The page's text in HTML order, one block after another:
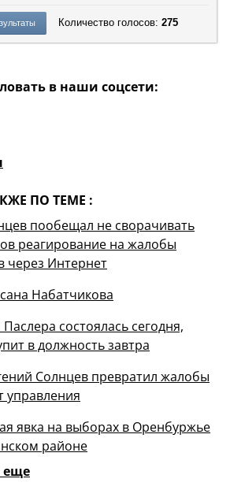
Количество голосов: 275
в наши соцсети:
ПО ТЕМЕ :
пообещал не сворачивать
реагирование на жалобы
через Интернет
Набатчикова
состоялась сегодня,
в должность завтра
Солнцев превратил жалобы
управления
явка на выборах в Оренбуржье
районе
еще